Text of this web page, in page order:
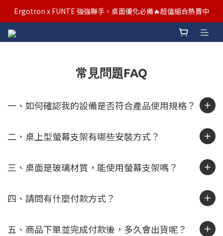
汰舊/升級補助優惠熱烈進行中！符合資格者歡迎申請購物金補助
Ergotron x FUNTE 強強聯手，桌面優化必備🔥超值組合熱賣中
汰舊/升級補助優惠熱烈進行中！符合資格者歡迎申請購物金補助
常見問題FAQ
一、如何確認我的設備是否符合產品使用規格？
二、桌上型螢幕支架有哪些安裝方式？
三、桌面是玻璃材質，能使用螢幕支架嗎？
四、請問有什麼付款方式？
五、商品下單並完成付款後，多久會出貨呢？